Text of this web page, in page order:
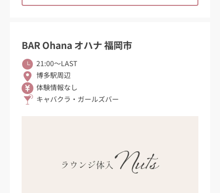
BAR Ohana オハナ 福岡市
21:00〜LAST
博多駅周辺
体験情報なし
キャバクラ・ガールズバー